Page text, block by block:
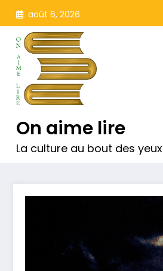
Aller
contenu
août 6, 2026
On aime lire
La culture au bout des yeux